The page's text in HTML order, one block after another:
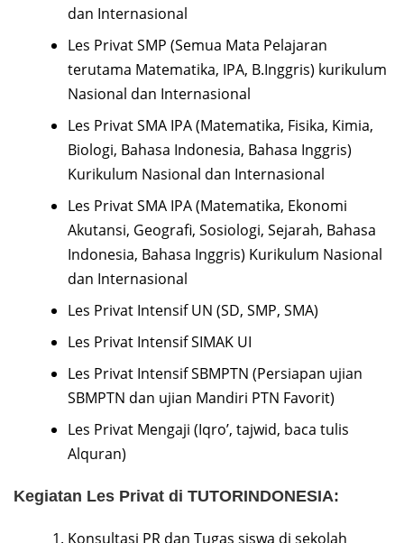
dan Internasional
Les Privat SMP (Semua Mata Pelajaran
terutama Matematika, IPA, B.Inggris) kurikulum
Nasional dan Internasional
Les Privat SMA IPA (Matematika, Fisika, Kimia,
Biologi, Bahasa Indonesia, Bahasa Inggris)
Kurikulum Nasional dan Internasional
Les Privat SMA IPA (Matematika, Ekonomi
Akutansi, Geografi, Sosiologi, Sejarah, Bahasa
Indonesia, Bahasa Inggris) Kurikulum Nasional
dan Internasional
Les Privat Intensif UN (SD, SMP, SMA)
Les Privat Intensif SIMAK UI
Les Privat Intensif SBMPTN (Persiapan ujian
SBMPTN dan ujian Mandiri PTN Favorit)
Les Privat Mengaji (Iqro’, tajwid, baca tulis
Alquran)
Kegiatan Les Privat di TUTORINDONESIA:
Konsultasi PR dan Tugas siswa di sekolah